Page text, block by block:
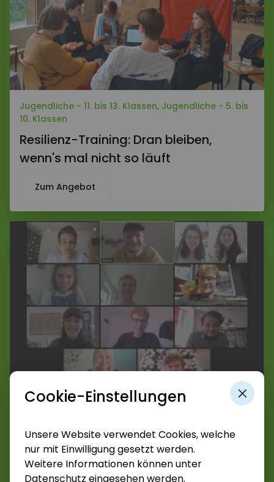
Jugendliche - 11. bis 13. Klassen, Jugendliche - 5. bis
10. Klassen
Resilienz-Training: Dran bleiben,
wenn's mal nicht so läuft
Zum Angebot
Jugendliche - 11. bis 13. Klassen, Jugendliche - 5. bis
Job- & Study-Talk
Zum Angebot
Allgemeine Anfrage
E-Mail-Adresse*
Cookie-Einstellungen
Unsere Website verwendet Cookies, welche
nur mit Einwilligung gesetzt werden.
Weitere Informationen können unter
Datenschutz eingesehen werden.